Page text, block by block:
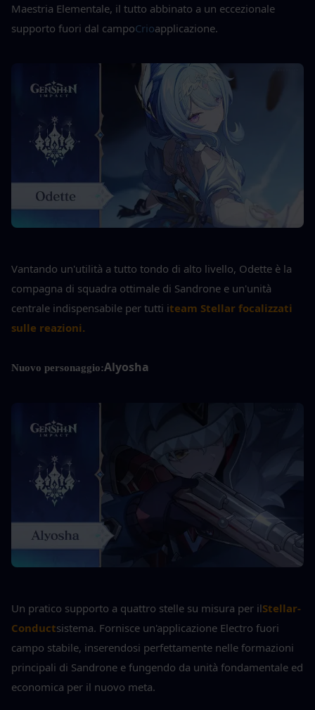
Maestria Elementale, il tutto abbinato a un eccezionale
supporto fuori dal campoCrioapplicazione.
Vantando un'utilità a tutto tondo di alto livello, Odette è la
compagna di squadra ottimale di Sandrone e un'unità
centrale indispensabile per tutti iteam Stellar focalizzati
sulle reazioni.
Nuovo personaggio:Alyosha
Un pratico supporto a quattro stelle su misura per ilStellar-
Conductsistema. Fornisce un'applicazione Electro fuori
campo stabile, inserendosi perfettamente nelle formazioni
principali di Sandrone e fungendo da unità fondamentale ed
economica per il nuovo meta.